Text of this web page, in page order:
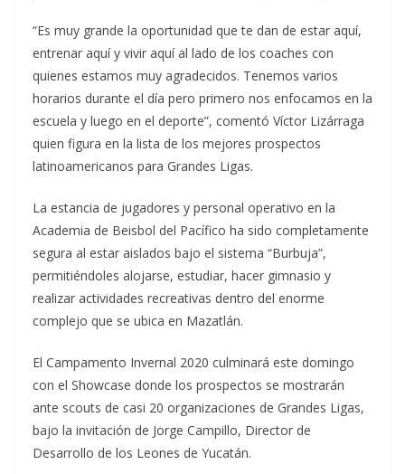
“Es muy grande la oportunidad que te dan de estar aquí,
entrenar aquí y vivir aquí al lado de los coaches con
quienes estamos muy agradecidos. Tenemos varios
horarios durante el día pero primero nos enfocamos en la
escuela y luego en el deporte”, comentó Víctor Lizárraga
quien figura en la lista de los mejores prospectos
latinoamericanos para Grandes Ligas.
La estancia de jugadores y personal operativo en la
Academia de Beisbol del Pacífico ha sido completamente
segura al estar aislados bajo el sistema “Burbuja”,
permitiéndoles alojarse, estudiar, hacer gimnasio y
realizar actividades recreativas dentro del enorme
complejo que se ubica en Mazatlán.
El Campamento Invernal 2020 culminará este domingo
con el Showcase donde los prospectos se mostrarán
ante scouts de casi 20 organizaciones de Grandes Ligas,
bajo la invitación de Jorge Campillo, Director de
Desarrollo de los Leones de Yucatán.